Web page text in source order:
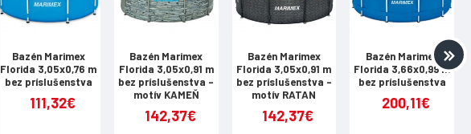
Bazén Marimex
Florida 3,05x0,76 m
bez príslušenstva
111,32€
Bazén Marimex
Florida 3,05x0,91 m
bez príslušenstva -
motív KAMEŇ
142,37€
Bazén Marimex
Florida 3,05x0,91 m
bez príslušenstva -
motív RATAN
142,37€
Bazén Marimex
Florida 3,66x0,99 m
bez príslušenstva
200,11€